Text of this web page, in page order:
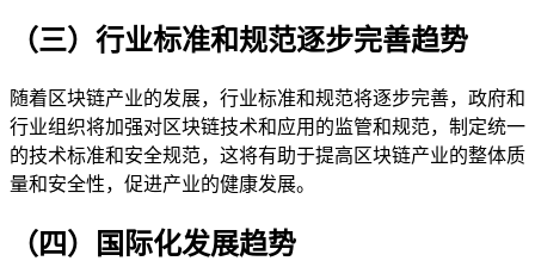
（三）行业标准和规范逐步完善趋势
随着区块链产业的发展，行业标准和规范将逐步完善，政府和
行业组织将加强对区块链技术和应用的监管和规范，制定统一
的技术标准和安全规范，这将有助于提高区块链产业的整体质
量和安全性，促进产业的健康发展。
（四）国际化发展趋势